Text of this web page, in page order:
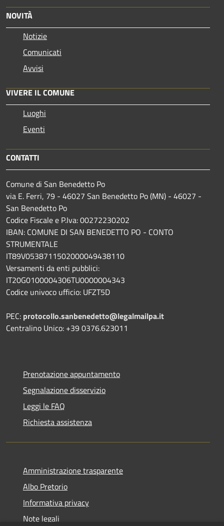
NOVITÀ
Notizie
Comunicati
Avvisi
VIVERE IL COMUNE
Luoghi
Eventi
CONTATTI
Comune di San Benedetto Po
via E. Ferri, 79 - 46027 San Benedetto Po (MN) - 46027 -
San Benedetto Po
Codice Fiscale e P.Iva: 00272230202
IBAN: COMUNE DI SAN BENEDETTO PO - CONTO
STRUMENTALE
IT89V0538711502000049438110
Versamenti da enti pubblici:
IT20G0100004306TU0000004343
Codice univoco ufficio: UFZT5D
PEC: protocollo.sanbenedetto@legalmailpa.it
Centralino Unico: +39 0376.623011
Prenotazione appuntamento
Segnalazione disservizio
Leggi le FAQ
Richiesta assistenza
Amministrazione trasparente
Albo Pretorio
Informativa privacy
Note legali